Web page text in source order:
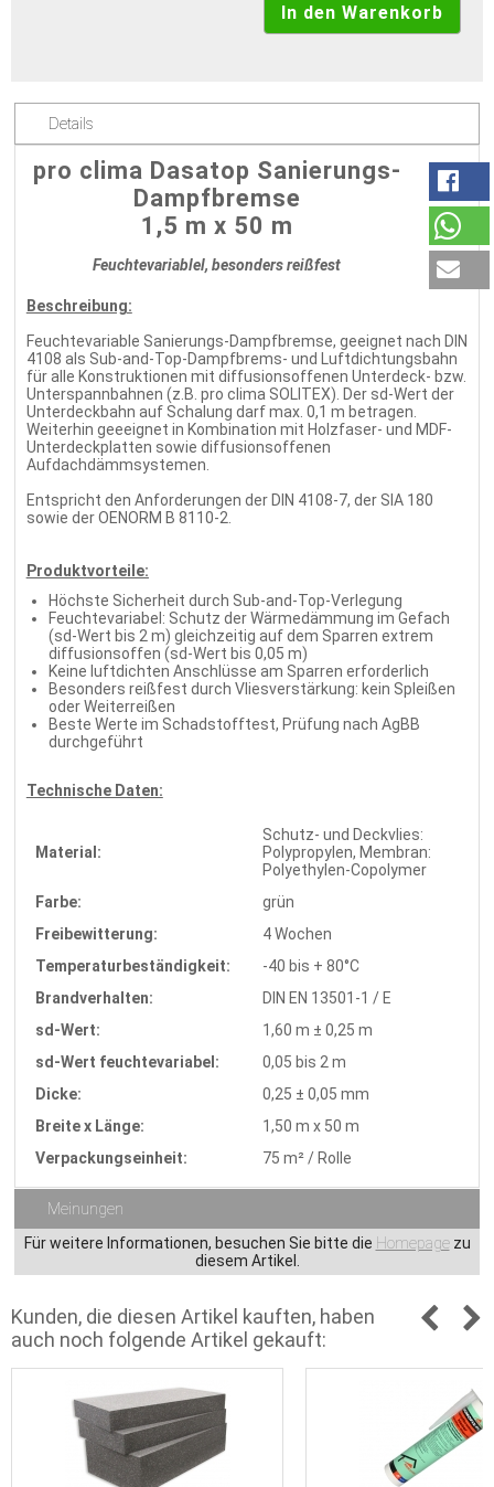
Details
pro clima Dasatop Sanierungs-
Dampfbremse
1,5 m x 50 m
Feuchtevariablel, besonders reißfest
Beschreibung:
Feuchtevariable Sanierungs-Dampfbremse, geeignet nach DIN
4108 als Sub-and-Top-Dampfbrems- und Luftdichtungsbahn
für alle Konstruktionen mit diffusionsoffenen Unterdeck- bzw.
Unterspannbahnen (z.B. pro clima SOLITEX). Der sd-Wert der
Unterdeckbahn auf Schalung darf max. 0,1 m betragen.
Weiterhin geeeignet in Kombination mit Holzfaser- und MDF-
Unterdeckplatten sowie diffusionsoffenen
Aufdachdämmsystemen.
Entspricht den Anforderungen der DIN 4108-7, der SIA 180
sowie der OENORM B 8110-2.
Produktvorteile:
Höchste Sicherheit durch Sub-and-Top-Verlegung
Feuchtevariabel: Schutz der Wärmedämmung im Gefach
(sd-Wert bis 2 m) gleichzeitig auf dem Sparren extrem
diffusionsoffen (sd-Wert bis 0,05 m)
Keine luftdichten Anschlüsse am Sparren erforderlich
Besonders reißfest durch Vliesverstärkung: kein Spleißen
oder Weiterreißen
Beste Werte im Schadstofftest, Prüfung nach AgBB
durchgeführt
Technische Daten:
Material:
Schutz- und Deckvlies:
Polypropylen, Membran:
Polyethylen-Copolymer
Farbe:
grün
Freibewitterung:
4 Wochen
Temperaturbeständigkeit:
-40 bis + 80°C
Brandverhalten:
DIN EN 13501-1 / E
sd-Wert:
1,60 m ± 0,25 m
sd-Wert feuchtevariabel:
0,05 bis 2 m
Dicke:
0,25 ± 0,05 mm
Breite x Länge:
1,50 m x 50 m
Verpackungseinheit:
75 m² / Rolle
Meinungen
Für weitere Informationen, besuchen Sie bitte die Homepagezu
diesem Artikel.
Kunden, die diesen Artikel kauften, haben
auch noch folgende Artikel gekauft: